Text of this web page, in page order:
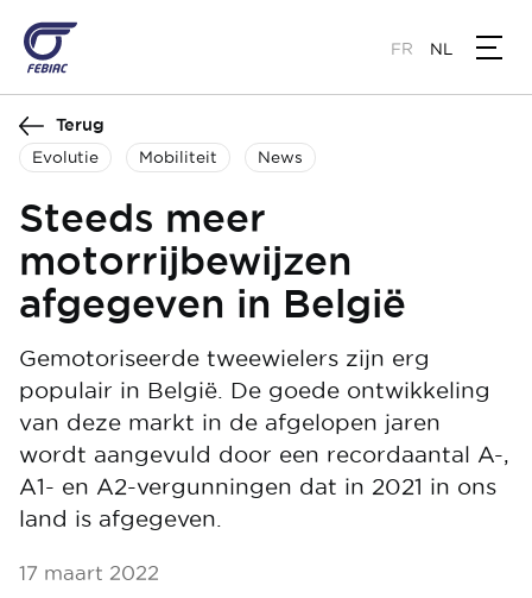
naar
de
inhoud
gaan
FR NL
Terug
Evolutie Mobiliteit News
Steeds meer
motorrijbewijzen
afgegeven in België
Gemotoriseerde tweewielers zijn erg
populair in België. De goede ontwikkeling
van deze markt in de afgelopen jaren
wordt aangevuld door een recordaantal A-,
A1- en A2-vergunningen dat in 2021 in ons
land is afgegeven.
17 maart 2022